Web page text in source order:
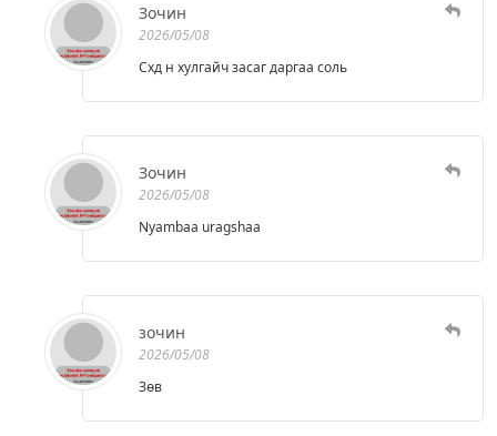
Зочин
2026/05/08
Схд н хулгайч засаг даргаа соль
Зочин
2026/05/08
Nyambaa uragshaa
зочин
2026/05/08
Зөв